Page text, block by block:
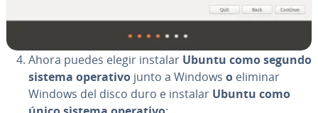
Ahora puedes elegir instalar Ubuntu como segundo
sistema operativo junto a Windows o eliminar
Windows del disco duro e instalar Ubuntu como